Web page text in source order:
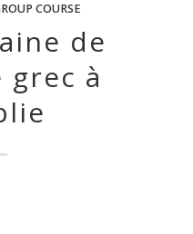
COURSE
de
grec à